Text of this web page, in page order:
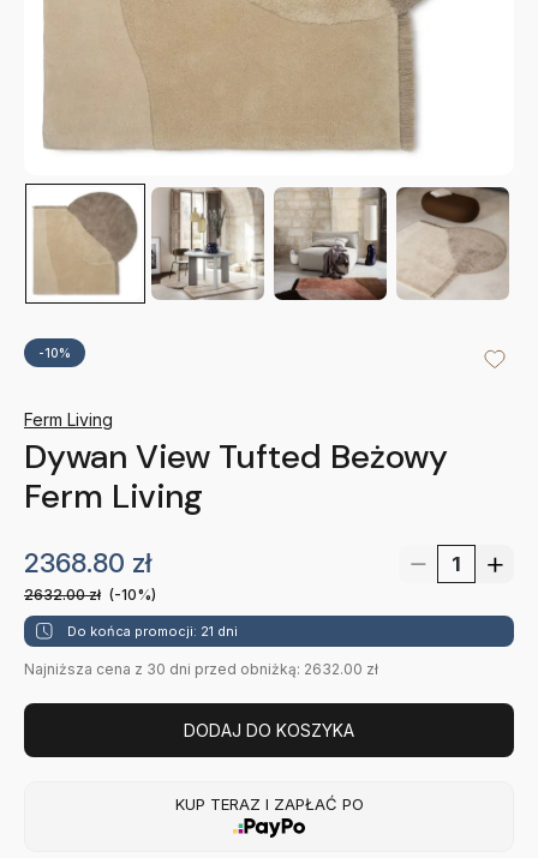
-10%
Ferm Living
Dywan View Tufted Beżowy
Ferm Living
2368.80 zł
2632.00zł (-10%)
Do końca promocji: 21 dni
Najniższa cena z 30 dni przed obniżką: 2632.00 zł
DODAJ DO KOSZYKA
KUP TERAZ I ZAPŁAĆ PO